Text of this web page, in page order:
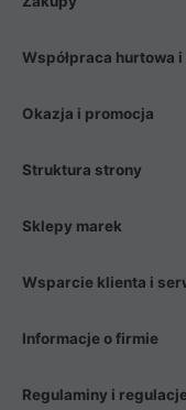
Współpraca hurtowa i
Okazja i promocja
Struktura strony
Sklepy marek
Wsparcie klienta i
Informacje o firmie
Regulaminy i